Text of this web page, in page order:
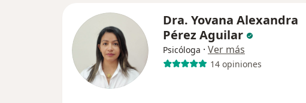
Dra. Yovana Alexandra
Pérez Aguilar
Psicóloga · Ver más
14 opiniones